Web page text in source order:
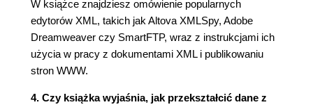
Strona XHTML Transitional (68)
Tytuł dokumentu (70)
Nagłówki (72)
Tekst (74)
Hiperłącza (78)
W książce znajdziesz omówienie popularnych
edytorów XML, takich jak Altova XMLSpy, Adobe
Dreamweaver czy SmartFTP, wraz z instrukcjami ich
użycia w pracy z dokumentami XML i publikowaniu
stron WWW.
4. Czy książka wyjaśnia, jak przekształcić dane z